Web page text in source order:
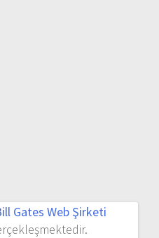
Gates Web Şirketi